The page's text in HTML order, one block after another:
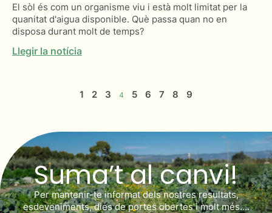
El sòl és com un organisme viu i està molt limitat per la
quanitat d'aigua disponible. Què passa quan no en
disposa durant molt de temps?
Llegir la notícia
1 2 3 4 5 6 7 8 9
Suma’t al canvi!
Per mantenir-te informat dels nostres resultats,
esdeveniments, dies de portes obertes i molt més….